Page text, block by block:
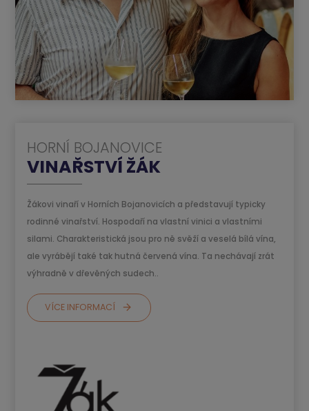
HORNÍ BOJANOVICE
VINAŘSTVÍ ŽÁK
Žákovi vinaří v Horních Bojanovicích a představují typicky
rodinné vinařství. Hospodaří na vlastní vinici a vlastními
silami. Charakteristická jsou pro ně svěží a veselá bílá vína,
ale vyrábějí také tak hutná červená vína. Ta nechávají zrát
výhradně v dřevěných sudech..
VÍCE INFORMACÍ